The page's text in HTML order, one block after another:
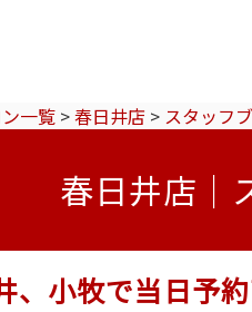
一覧 >春日井店 > スタッフ
春日井店｜
、小牧で当日予